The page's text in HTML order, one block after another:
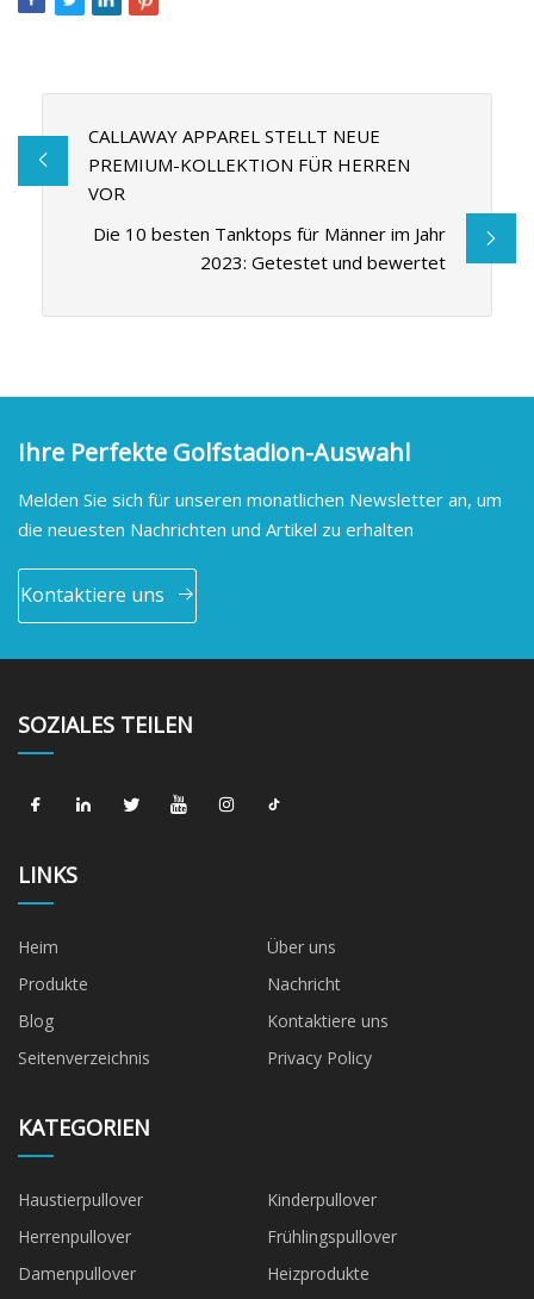
CALLAWAY APPAREL STELLT NEUE
PREMIUM-KOLLEKTION FÜR HERREN
VOR
Die 10 besten Tanktops für Männer im Jahr
2023: Getestet und bewertet
Ihre Perfekte Golfstadion-Auswahl
Melden Sie sich für unseren monatlichen Newsletter an, um
die neuesten Nachrichten und Artikel zu erhalten
Kontaktiere uns
SOZIALES TEILEN
LINKS
Heim
Über uns
Produkte
Nachricht
Blog
Kontaktiere uns
Seitenverzeichnis
Privacy Policy
KATEGORIEN
Haustierpullover
Kinderpullover
Herrenpullover
Frühlingspullover
Damenpullover
Heizprodukte